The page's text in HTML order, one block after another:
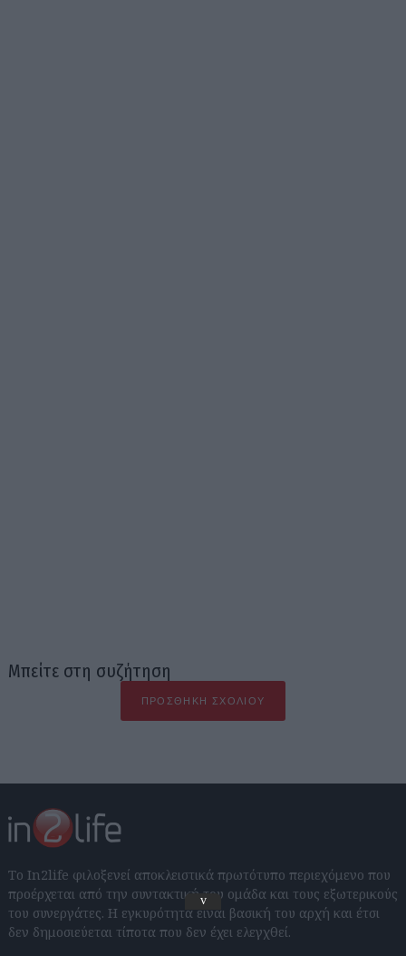
Μπείτε στη συζήτηση
ΠΡΟΣΘΉΚΗ ΣΧΟΛΊΟΥ
Το In2life φιλοξενεί αποκλειστικά πρωτότυπο περιεχόμενο που
προέρχεται από την συντακτική του ομάδα και τους εξωτερικούς
του συνεργάτες. Η εγκυρότητα είναι βασική του αρχή και έτσι
δεν δημοσιεύεται τίποτα που δεν έχει ελεγχθεί.
v